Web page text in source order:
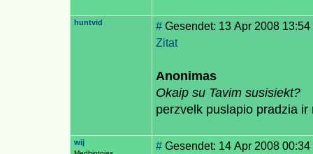
huntvid # Gesendet: 13 Apr 2008 13:54
Zitat
Anonimas
Okaip su Tavim susisiekt?
perzvelk puslapio pradzia ir
wij # Gesendet: 14 Apr 2008 00:34